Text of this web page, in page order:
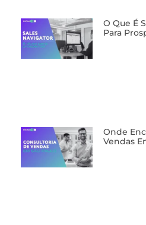
O Que É
Para
Onde
Vendas